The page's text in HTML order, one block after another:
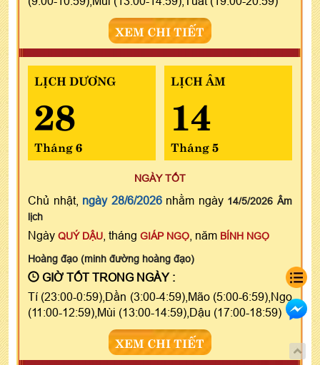
XEM CHI TIẾT
LỊCH DƯƠNG
28
Tháng 6
LỊCH ÂM
14
Tháng 5
NGÀY TỐT
Chủ nhật, ngày 28/6/2026nhằm ngày 14/5/2026 Âm
lịch
Ngày QUÝ DẬU , tháng GIÁP NGỌ , năm BÍNH NGỌ
Hoàng đạo (minh đường hoàng đạo)
GIỜ TỐT TRONG NGÀY :
Tí (23:00-0:59),Dần (3:00-4:59),Mão (5:00-6:59),Ngọ
(11:00-12:59),Mùi (13:00-14:59),Dậu (17:00-18:59)
XEM CHI TIẾT